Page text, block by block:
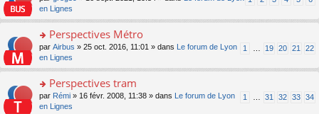
e
nt
pl
ré
c
e
nt
n
lu
le
u
c
e
nt
a
n
o
n
lu
le
u
le
m
e
s
s
a
n
o
n
n
s
er
le
m
e
s
s
a
en Lignes
o
n
s
er
le
m
Perspectives Métro
1 19 20 21 22
par Airbus » 25 oct. 2016, 11:01 » dans
Le forum de Lyon
en Lignes
o
n
Perspectives tram
1 31 32 33 34
par Rémi » 16 févr. 2008, 11:38 » dans
Le forum de Lyon
en Lignes